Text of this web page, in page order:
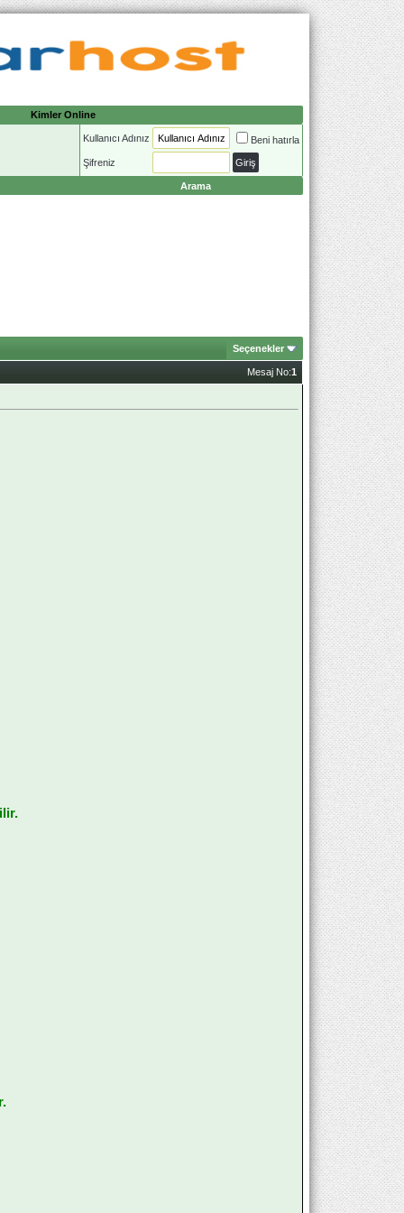
Kimler Online
Kullanıcı Adınız Beni hatırla
Şifreniz
Arama
Seçenekler
Mesaj No:1